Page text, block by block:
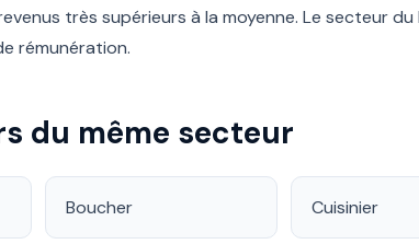
très supérieurs à la moyenne. Le secteur
rémunération.
du même secteur
Boucher Cuisinier